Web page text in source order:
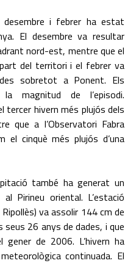
desembre i febrer ha estat
El desembre va resultar
nord-est, mentre que el
del territori i el febrer va
sobretot a Ponent. Els
magnitud de l’episodi.
tercer hivern més plujós dels
que a l’Observatori Fabra
el cinquè més plujós d’una
també ha generat un
Pirineu oriental. L’estació
va assolir 144 cm de
seus 26 anys de dades, i que
de 2006. L’hivern ha
continuada. El